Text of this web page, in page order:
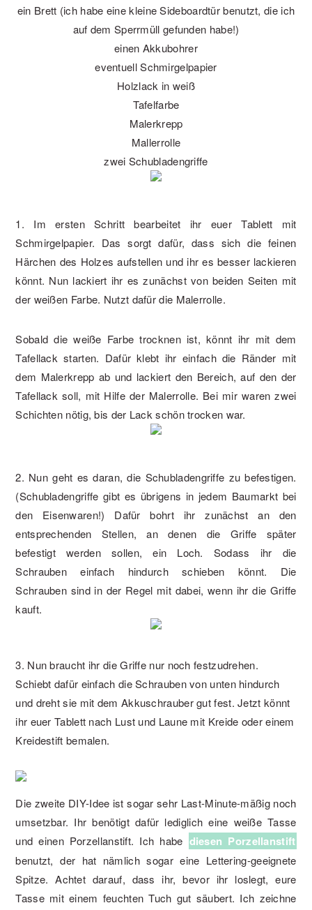
ein Brett (ich habe eine kleine Sideboardtür benutzt, die ich
auf dem Sperrmüll gefunden habe!)
einen Akkubohrer
eventuell Schmirgelpapier
Holzlack in weiß
Tafelfarbe
Malerkrepp
Mallerrolle
zwei Schubladengriffe
1. Im ersten Schritt bearbeitet ihr euer Tablett mit
Schmirgelpapier. Das sorgt dafür, dass sich die feinen
Härchen des Holzes aufstellen und ihr es besser lackieren
könnt. Nun lackiert ihr es zunächst von beiden Seiten mit
der weißen Farbe. Nutzt dafür die Malerrolle.
Sobald die weiße Farbe trocknen ist, könnt ihr mit dem
Tafellack starten. Dafür klebt ihr einfach die Ränder mit
dem Malerkrepp ab und lackiert den Bereich, auf den der
Tafellack soll, mit Hilfe der Malerrolle. Bei mir waren zwei
Schichten nötig, bis der Lack schön trocken war.
2. Nun geht es daran, die Schubladengriffe zu befestigen.
(Schubladengriffe gibt es übrigens in jedem Baumarkt bei
den Eisenwaren!) Dafür bohrt ihr zunächst an den
entsprechenden Stellen, an denen die Griffe später
befestigt werden sollen, ein Loch. Sodass ihr die
Schrauben einfach hindurch schieben könnt. Die
Schrauben sind in der Regel mit dabei, wenn ihr die Griffe
kauft.
3. Nun braucht ihr die Griffe nur noch festzudrehen.
Schiebt dafür einfach die Schrauben von unten hindurch
und dreht sie mit dem Akkuschrauber gut fest. Jetzt könnt
ihr euer Tablett nach Lust und Laune mit Kreide oder einem
Kreidestift bemalen.
Die zweite DIY-Idee ist sogar sehr Last-Minute-mäßig noch
umsetzbar. Ihr benötigt dafür lediglich eine weiße Tasse
und einen Porzellanstift. Ich habe diesen Porzellanstift
benutzt, der hat nämlich sogar eine Lettering-geeignete
Spitze. Achtet darauf, dass ihr, bevor ihr loslegt, eure
Tasse mit einem feuchten Tuch gut säubert. Ich zeichne